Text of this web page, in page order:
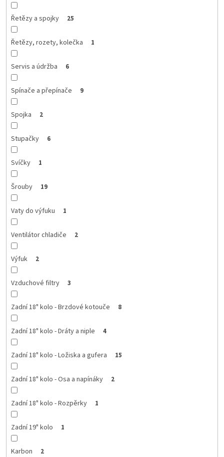
Řetězy a spojky 25
Řetězy, rozety, kolečka 1
Servis a údržba 6
Spínače a přepínače 9
Spojka 2
Stupačky 6
Svíčky 1
Šrouby 19
Vaty do výfuku 1
Ventilátor chladiče 2
Výfuk 2
Vzduchové filtry 3
Zadní 18" kolo - Brzdové kotouče 8
Zadní 18" kolo - Dráty a niple 4
Zadní 18" kolo - Ložiska a gufera 15
Zadní 18" kolo - Osa a napínáky 2
Zadní 18" kolo - Rozpěrky 1
Zadní 19" kolo 1
Karbon 2